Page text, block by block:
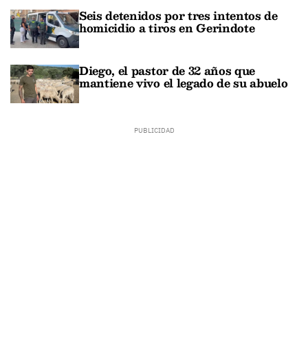
Seis detenidos por tres intentos de
homicidio a tiros en Gerindote
Diego, el pastor de 32 años que
mantiene vivo el legado de su abuelo